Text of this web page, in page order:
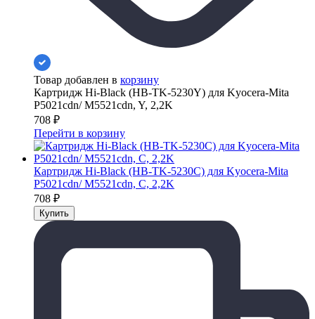
Товар добавлен в корзину
Картридж Hi-Black (HB-TK-5230Y) для Kyocera-Mita
P5021cdn/ M5521cdn, Y, 2,2K
708 ₽
Перейти в корзину
Картридж Hi-Black (HB-TK-5230C) для Kyocera-Mita
P5021cdn/ M5521cdn, C, 2,2K
708 ₽